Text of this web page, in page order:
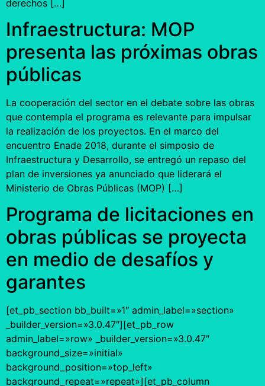
derechos […]
Infraestructura: MOP
presenta las próximas obras
públicas
La cooperación del sector en el debate sobre las obras
que contempla el programa es relevante para impulsar
la realización de los proyectos. En el marco del
encuentro Enade 2018, durante el simposio de
Infraestructura y Desarrollo, se entregó un repaso del
plan de inversiones ya anunciado que liderará el
Ministerio de Obras Públicas (MOP) […]
Programa de licitaciones en
obras públicas se proyecta
en medio de desafíos y
garantes
[et_pb_section bb_built=»1″ admin_label=»section»
_builder_version=»3.0.47″][et_pb_row
admin_label=»row» _builder_version=»3.0.47″
background_size=»initial»
background_position=»top_left»
background_repeat=»repeat»][et_pb_column